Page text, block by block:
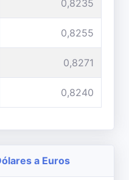
0,8235
0,8255
0,8271
0,8240
a Euros